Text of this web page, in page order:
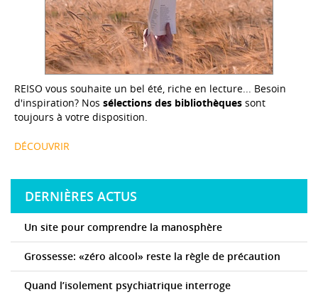
REISO vous souhaite un bel été, riche en lecture... Besoin
d'inspiration? Nos sélections des bibliothèques sont
toujours à votre disposition.
DÉCOUVRIR
DERNIÈRES ACTUS
Un site pour comprendre la manosphère
Grossesse: «zéro alcool» reste la règle de précaution
Quand l’isolement psychiatrique interroge